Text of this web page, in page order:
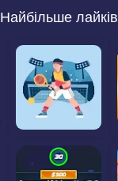
Найбільше лайків